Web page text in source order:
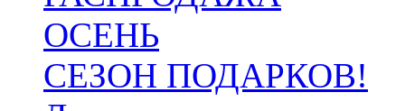
ОСЕНЬ
СЕЗОН ПОДАРКОВ!